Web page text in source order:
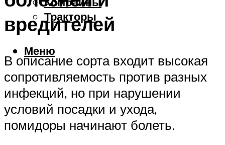
Тракторы
Меню
вредителей
В описание сорта входит высокая
сопротивляемость против разных
инфекций, но при нарушении
условий посадки и ухода,
помидоры начинают болеть.